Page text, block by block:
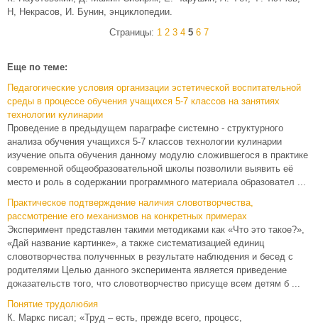
Н, Некрасов, И. Бунин, энциклопедии.
Страницы: 1 2 3 4 5 6 7
Еще по теме:
Педагогические условия организации эстетической воспитательной
среды в процессе обучения учащихся 5-7 классов на занятиях
технологии кулинарии
Проведение в предыдущем параграфе системно - структурного
анализа обучения учащихся 5-7 классов технологии кулинарии
изучение опыта обучения данному модулю сложившегося в практике
современной общеобразовательной школы позволили выявить её
место и роль в содержании программного материала образовател ...
Практическое подтверждение наличия словотворчества,
рассмотрение его механизмов на конкретных примерах
Эксперимент представлен такими методиками как «Что это такое?»,
«Дай название картинке», а также систематизацией единиц
словотворчества полученных в результате наблюдения и бесед с
родителями Целью данного эксперимента является приведение
доказательств того, что словотворчество присуще всем детям б ...
Понятие трудолюбия
К. Маркс писал; «Труд – есть, прежде всего, процесс,